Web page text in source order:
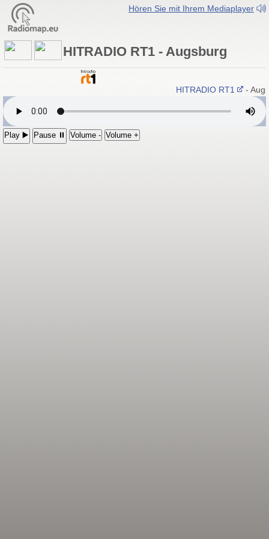
Hören Sie mit Ihrem Mediaplayer
HITRADIO RT1 - Augsburg
HITRADIO RT1 -
Play ▶️ Pause ⏸ Volume - Volume +